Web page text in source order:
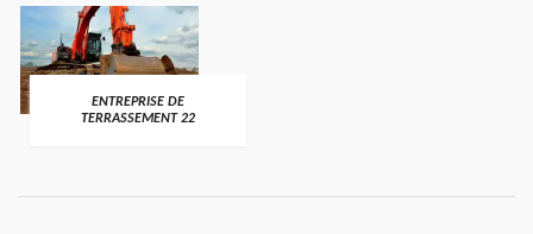
ENTREPRISE DE
TERRASSEMENT 22